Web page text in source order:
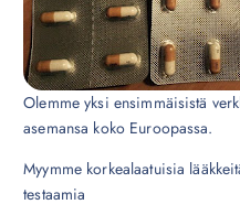
Olemme yksi ensimmäisistä
asemansa koko Euroopassa.
Myymme korkealaatuisia
testaamia